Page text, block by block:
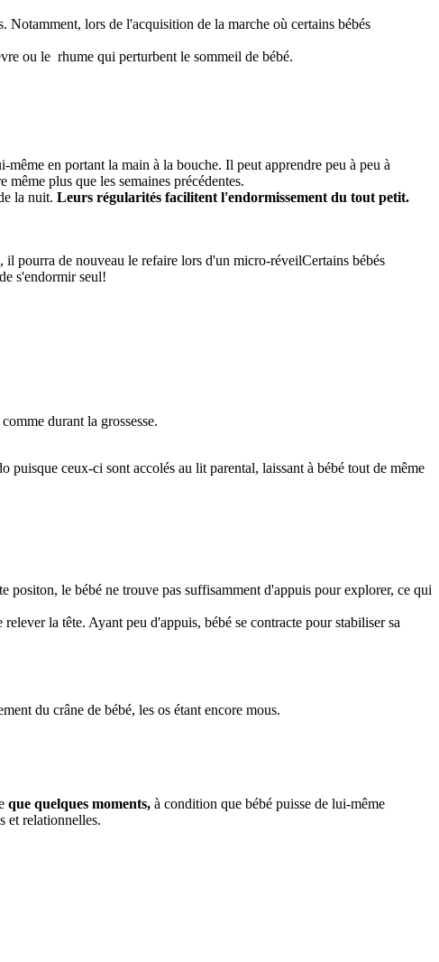
Notamment, lors de l'acquisition de la marche où certains bébés
ou le rhume qui perturbent le sommeil de bébé.
en portant la main à la bouche. Il peut apprendre peu à peu à
plus que les semaines précédentes.
la nuit. Leurs régularités facilitent l'endormissement du tout petit.
pourra de nouveau le refaire lors d'un micro-réveilCertains bébés
s'endormir seul!
durant la grossesse.
puisque ceux-ci sont accolés au lit parental, laissant à bébé tout de même
positon, le bébé ne trouve pas suffisamment d'appuis pour explorer, ce qui
la tête. Ayant peu d'appuis, bébé se contracte pour stabiliser sa
du crâne de bébé, les os étant encore mous.
que quelques moments, à condition que bébé puisse de lui-même
et relationnelles.